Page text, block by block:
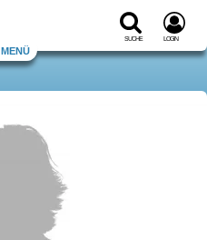
Suche Login
Menü